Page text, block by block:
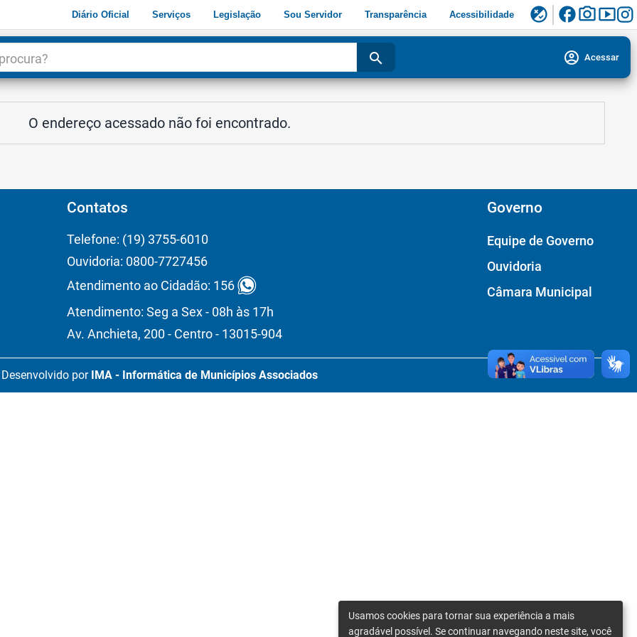
Diário Oficial Serviços Legislação Sou Servidor Transparência Acessibilidade flaky facebookphoto_camerasmart_display
search account_circle Acessar
O endereço acessado não foi encontrado.
Contatos
Telefone: (19) 3755-6010
Ouvidoria: 0800-7727456
Atendimento ao Cidadão: 156
Atendimento: Seg a Sex - 08h às 17h
Av. Anchieta, 200 - Centro - 13015-904
Governo
Equipe de Governo
Ouvidoria
Câmara Municipal
Desenvolvido por IMA - Informática de Municípios Associados
Usamos cookies para tornar sua experiência a mais
agradável possível. Se continuar navegando neste site, você